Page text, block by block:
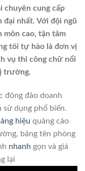
chuyên cung cấp
đại nhất. Với đội ngũ
môn cao, tận tâm
tôi tự hào là đơn vị
vụ thi công chữ nổi
trường.
đông đảo doanh
sử dụng phổ biến.
hiệu quảng cáo
bảng tên phòng
nhanh gọn và giá
lại